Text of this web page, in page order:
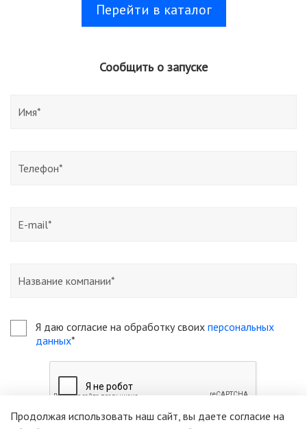
Перейти в каталог
Сообщить о запуске
Я даю согласие на обработку своих персональных
данных*
Продолжая использовать наш сайт, вы даете согласие на